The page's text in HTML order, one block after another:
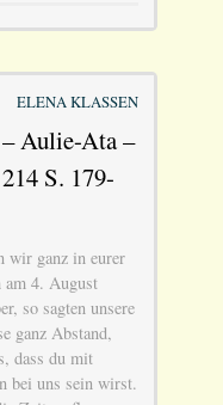
ELENA KLASSEN
Aulie-Ata –
S. 179-
wir ganz in eurer
am 4. August
so sagten unsere
ganz Abstand,
dass du mit
bei uns sein wirst.